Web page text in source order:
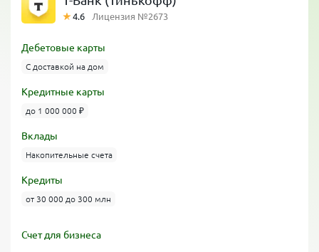
4.6 Лицензия №2673
Дебетовые карты
С доставкой на дом
Кредитные карты
до 1 000 000 ₽
Вклады
Накопительные счета
Кредиты
от 30 000 до 300 млн
Счет для бизнеса